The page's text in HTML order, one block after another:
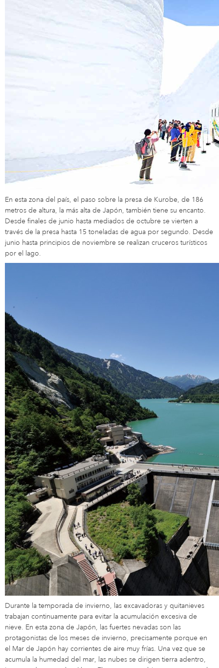
En esta zona del país, el paso sobre la presa de Kurobe, de 186
metros de altura, la más alta de Japón, también tiene su encanto.
Desde finales de junio hasta mediados de octubre se vierten a
través de la presa hasta 15 toneladas de agua por segundo. Desde
junio hasta principios de noviembre se realizan cruceros turísticos
por el lago.
Durante la temporada de invierno, las excavadoras y quitanieves
trabajan continuamente para evitar la acumulación excesiva de
nieve. En esta zona de Japón, las fuertes nevadas son las
protagonistas de los meses de invierno, precisamente porque en
el Mar de Japón hay corrientes de aire muy frías. Una vez que se
acumula la humedad del mar, las nubes se dirigen tierra adentro,